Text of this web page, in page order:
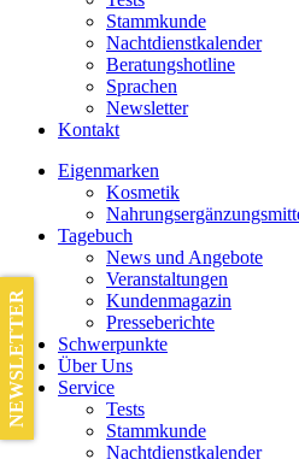
Stammkunde
Nachtdienstkalender
Beratungshotline
Sprachen
Newsletter
Kontakt
Eigenmarken
Kosmetik
Tagebuch
News und Angebote
Veranstaltungen
Kundenmagazin
Presseberichte
Schwerpunkte
Über Uns
Service
Tests
Stammkunde
Nachtdienstkalender
NEWSLETTER